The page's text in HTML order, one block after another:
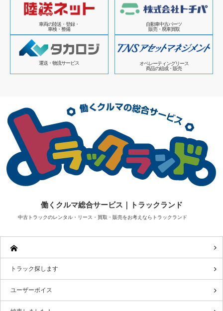
車両の陸送・登録・
車検・整備
自動車中古パーツ
販売・廃車買取
運送・物流サービス
オペレーティングリース
商品の組成・販売
働くクルマ総合サービス｜トラックランド
中古トラックのレンタル・リース・買取・販売をお考えならトラックランド
トラック探します
ユーザーボイス